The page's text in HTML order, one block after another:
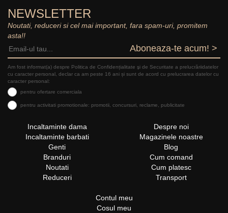
NEWSLETTER
Noutati, reduceri si cel mai important, fara spam-uri, promitem
asta!!
Aboneaza-te acum! >
Am fost informat(a) despre Politica de Confidențialitate şi de Securitate a prelucrăriidatelor
cu caracter personal, declar ca am peste 16 ani și sunt de acord cu prelucrarea datelor cu
caracter personal:
pentru ofertare comerciala
pentru activitati promotionale: promotii, concursuri, reclame, publicitate
Incaltaminte dama
Incaltaminte barbati
Genti
Branduri
Noutati
Reduceri
Despre noi
Magazinele noastre
Blog
Cum comand
Cum platesc
Transport
Contul meu
Cosul meu